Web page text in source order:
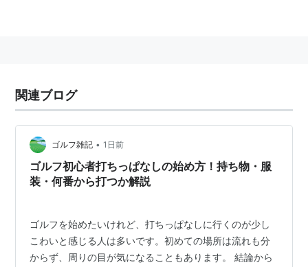
関連ブログ
ゴルフ雑記 • 1日前
ゴルフ初心者打ちっぱなしの始め方！持ち物・服
装・何番から打つか解説
ゴルフを始めたいけれど、打ちっぱなしに行くのが少し
こわいと感じる人は多いです。初めての場所は流れも分
からず、周りの目が気になることもあります。 結論から